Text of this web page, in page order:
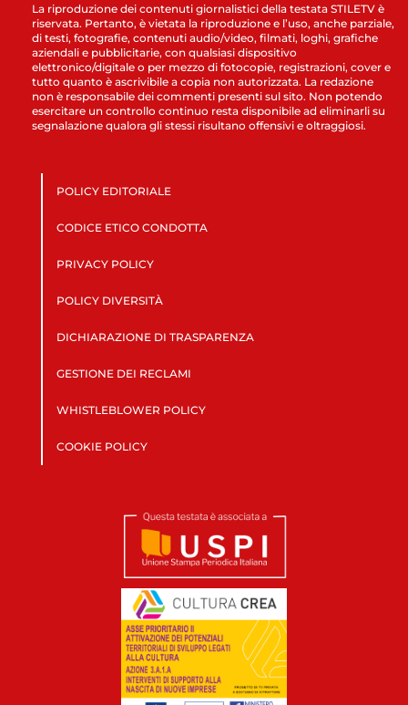
La riproduzione dei contenuti giornalistici della testata STILETV è
riservata. Pertanto, è vietata la riproduzione e l’uso, anche parziale,
di testi, fotografie, contenuti audio/video, filmati, loghi, grafiche
aziendali e pubblicitarie, con qualsiasi dispositivo
elettronico/digitale o per mezzo di fotocopie, registrazioni, cover e
tutto quanto è ascrivibile a copia non autorizzata. La redazione
non è responsabile dei commenti presenti sul sito. Non potendo
esercitare un controllo continuo resta disponibile ad eliminarli su
segnalazione qualora gli stessi risultano offensivi e oltraggiosi.
POLICY EDITORIALE
CODICE ETICO CONDOTTA
PRIVACY POLICY
POLICY DIVERSITÀ
DICHIARAZIONE DI TRASPARENZA
GESTIONE DEI RECLAMI
WHISTLEBLOWER POLICY
COOKIE POLICY